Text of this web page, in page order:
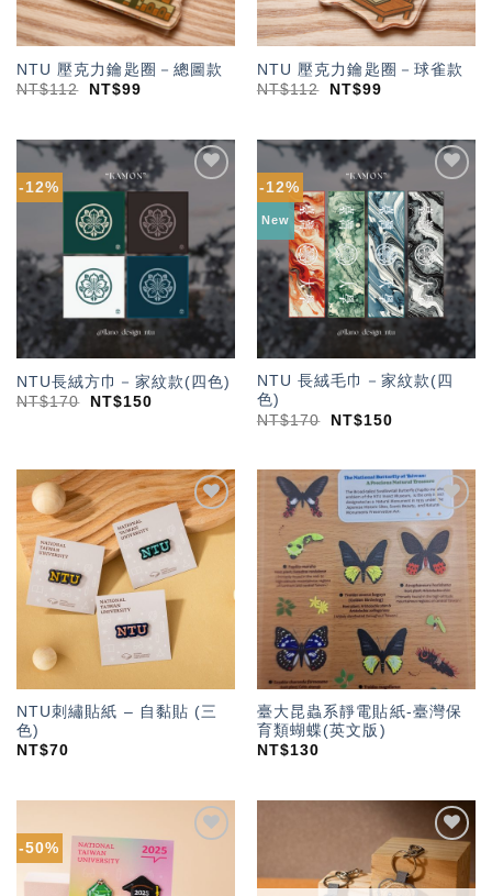
NTU 壓克力鑰匙圈－總圖款
NT$112 NT$99
NTU 壓克力鑰匙圈－球雀款
NT$112 NT$99
-12%
望輕
單」
NTU長絨方巾－家紋款(四色)
NT$170 NT$150
-12%
New
加入
「願
望輕
單」
NTU 長絨毛巾－家紋款(四
色)
NT$170 NT$150
加入
「願
望輕
單」
NTU刺繡貼紙 – 自黏貼 (三
色)
NT$70
加入
「願
望輕
單」
臺大昆蟲系靜電貼紙-臺灣保
育類蝴蝶(英文版)
NT$130
-50%
加入
望輕